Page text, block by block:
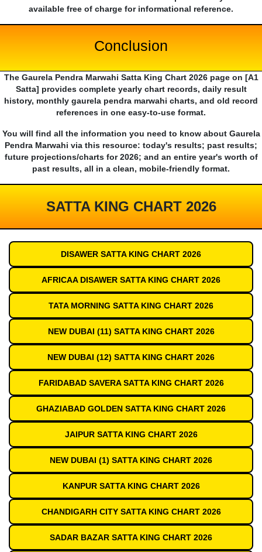
available free of charge for informational reference.
Conclusion
The Gaurela Pendra Marwahi Satta King Chart 2026 page on [A1
Satta] provides complete yearly chart records, daily result
history, monthly gaurela pendra marwahi charts, and old record
references in one easy-to-use format.
You will find all the information you need to know about Gaurela
Pendra Marwahi via this resource: today's results; past results;
future projections/charts for 2026; and an entire year's worth of
past results, all in a clean, mobile-friendly format.
SATTA KING CHART 2026
DISAWER SATTA KING CHART 2026
AFRICAA DISAWER SATTA KING CHART 2026
TATA MORNING SATTA KING CHART 2026
NEW DUBAI (11) SATTA KING CHART 2026
NEW DUBAI (12) SATTA KING CHART 2026
FARIDABAD SAVERA SATTA KING CHART 2026
GHAZIABAD GOLDEN SATTA KING CHART 2026
JAIPUR SATTA KING CHART 2026
NEW DUBAI (1) SATTA KING CHART 2026
KANPUR SATTA KING CHART 2026
CHANDIGARH CITY SATTA KING CHART 2026
SADAR BAZAR SATTA KING CHART 2026